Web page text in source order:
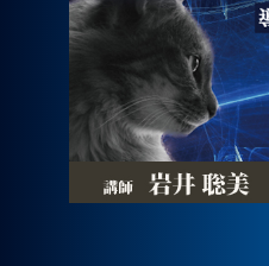
ログイン
新規登録
よくあるご質問